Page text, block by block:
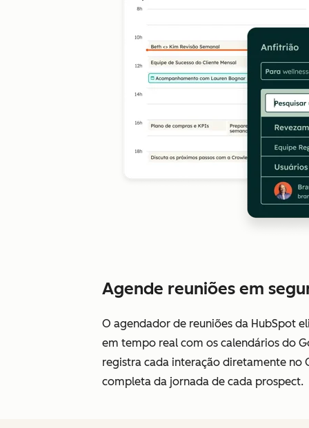
Agende reuniões em
O agendador de reuniões da HubSpot
em tempo real com os calendários do
registra cada interação diretamente no
completa da jornada de cada prospect.